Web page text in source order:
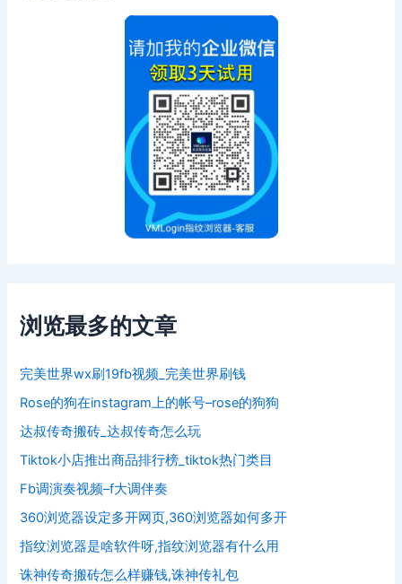
浏览最多的文章
完美世界wx刷19fb视频_完美世界刷钱
Rose的狗在instagram上的帐号–rose的狗狗
达叔传奇搬砖_达叔传奇怎么玩
Tiktok小店推出商品排行榜_tiktok热门类目
Fb调演奏视频–f大调伴奏
360浏览器设定多开网页,360浏览器如何多开
指纹浏览器是啥软件呀,指纹浏览器有什么用
诛神传奇搬砖怎么样赚钱,诛神传礼包